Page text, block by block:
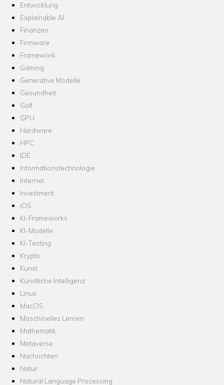
Entwicklung
Explainable AI
Finanzen
Firmware
Framework
Gaming
Generative Modelle
Gesundheit
Golf
GPU
Hardware
HPC
IDE
Informationstechnologie
Internet
Investment
iOS
KI-Frameworks
KI-Modelle
KI-Testing
Krypto
Kunst
Künstliche Intelligenz
Linux
MacOS
Maschinelles Lernen
Mathematik
Metaverse
Nachrichten
Natur
Natural Language Processing